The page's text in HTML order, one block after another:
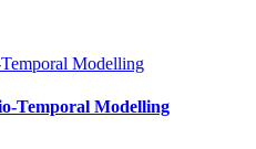
Temporal Modelling